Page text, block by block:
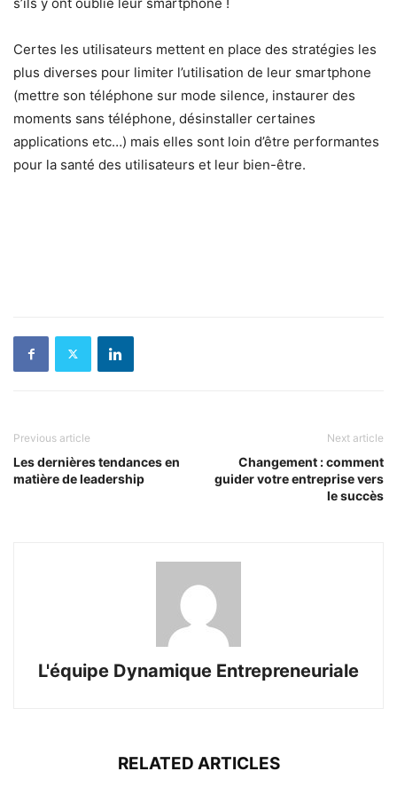
Certes les utilisateurs mettent en place des stratégies les
plus diverses pour limiter l’utilisation de leur smartphone
(mettre son téléphone sur mode silence, instaurer des
moments sans téléphone, désinstaller certaines
applications etc…) mais elles sont loin d’être performantes
pour la santé des utilisateurs et leur bien-être.
Previous article
Les dernières tendances en
matière de leadership
Next article
Changement : comment
guider votre entreprise vers
le succès
L'équipe Dynamique Entrepreneuriale
RELATED ARTICLES